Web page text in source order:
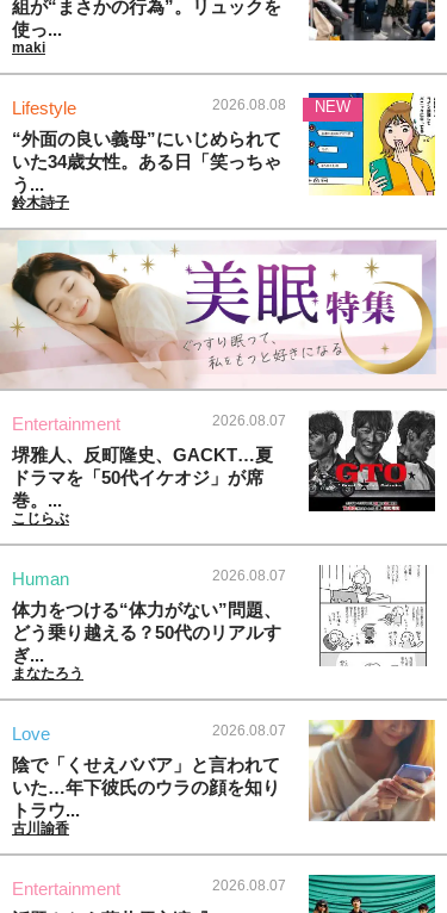
組が“まさかの行為”。リュックを
使っ...
maki
Lifestyle 2026.08.08
“外面の良い義母”にいじめられて
いた34歳女性。ある日「笑っちゃ
う...
鈴木詩子
NEW
Entertainment 2026.08.07
堺雅人、反町隆史、GACKT…夏
ドラマを「50代イケオジ」が席
巻。...
こじらぶ
Human 2026.08.07
体力をつける“体力がない”問題、
どう乗り越える？50代のリアルす
ぎ...
まなたろう
Love 2026.08.07
陰で「くせえババア」と言われて
いた…年下彼氏のウラの顔を知り
トラウ...
古川諭香
Entertainment 2026.08.07